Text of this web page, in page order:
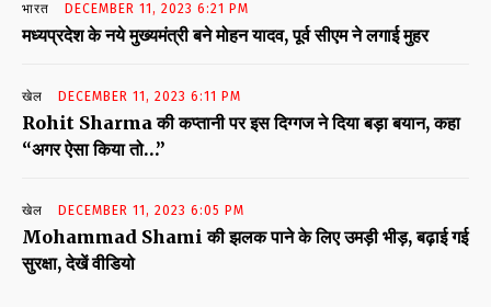
भारत DECEMBER 11, 2023 6:21 PM
मध्यप्रदेश के नये मुख्यमंत्री बने मोहन यादव, पूर्व सीएम ने लगाई मुहर
खेल DECEMBER 11, 2023 6:11 PM
Rohit Sharma की कप्तानी पर इस दिग्गज ने दिया बड़ा बयान, कहा
“अगर ऐसा किया तो…”
खेल DECEMBER 11, 2023 6:05 PM
Mohammad Shami की झलक पाने के लिए उमड़ी भीड़, बढ़ाई गई
सुरक्षा, देखें वीडियो